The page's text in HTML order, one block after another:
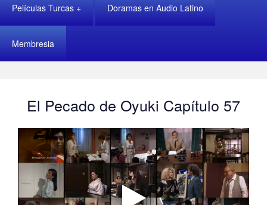
Películas Turcas Doramas en Audio Latino
Membresia
El Pecado de Oyuki Capítulo 57